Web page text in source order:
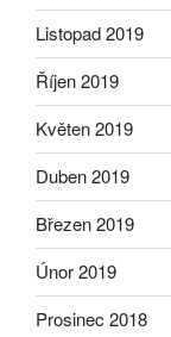
Listopad 2019
Říjen 2019
Květen 2019
Duben 2019
Březen 2019
Únor 2019
Prosinec 2018